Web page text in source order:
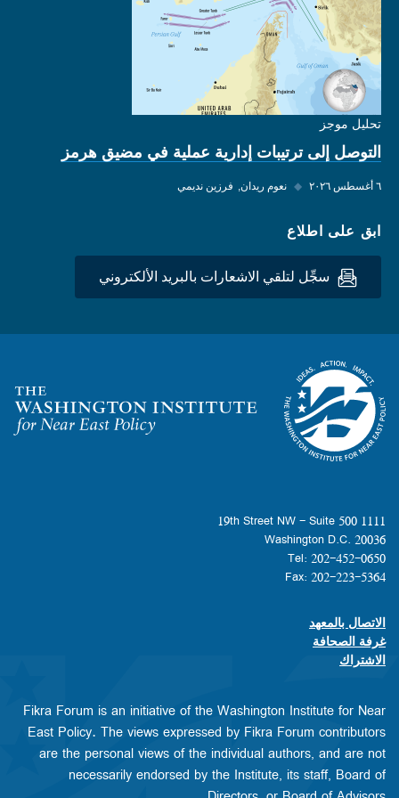
تحليل موجز
التوصل إلى ترتيبات إدارية عملية في مضيق هرمز
٦ أغسطس ٢٠٢٦ ◆ نعوم ريدان فرزين نديمي
ابق على اطلاع
سجِّل لتلقي الاشعارات بالبريد الألكتروني
Homepage
1111 19th Street NW - Suite 500
Washington D.C. 20036
Tel: 202-452-0650
Fax: 202-223-5364
Footer contact links
الاتصال بالمعهد
غرفة الصحافة
الاشتراك
Fikra Forum is an initiative of the Washington Institute for Near
East Policy. The views expressed by Fikra Forum contributors
are the personal views of the individual authors, and are not
necessarily endorsed by the Institute, its staff, Board of